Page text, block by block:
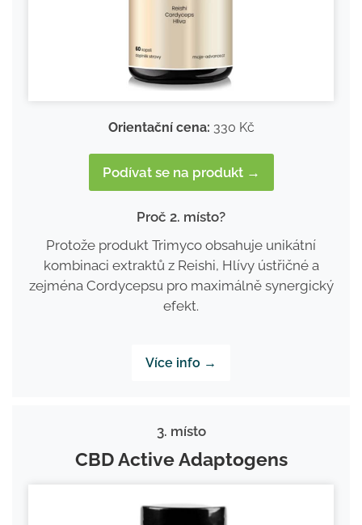
Orientační cena: 330 Kč
Podívat se na produkt →
Proč 2. místo?
Protože produkt Trimyco obsahuje unikátní
kombinaci extraktů z Reishi, Hlívy ústřičné a
zejména Cordycepsu pro maximálně synergický
efekt.
Více info →
3. místo
CBD Active Adaptogens